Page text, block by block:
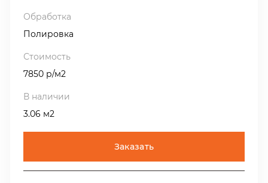
Полировка
7850 р/м2
3.06 м2
Заказать